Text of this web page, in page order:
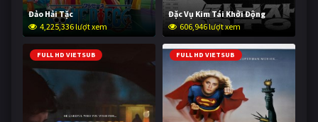
Đảo Hải Tặc
4,225,336 lượt xem
Đặc Vụ Kim Tái Khởi Động
606,946 lượt xem
FULL HD VIETSUB FULL HD VIETSUB